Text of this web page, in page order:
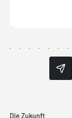
Die Zukunft